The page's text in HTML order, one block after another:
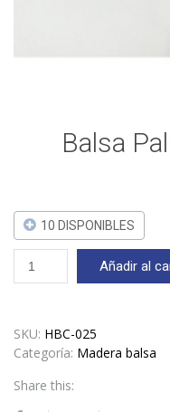
Balsa
10 DISPONIBLES
Balsa
Palillo
Añadir al
SKU: HBC-025
Categoría: Madera balsa
Share this: